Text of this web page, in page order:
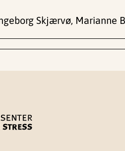
Skjærvø, Marianne